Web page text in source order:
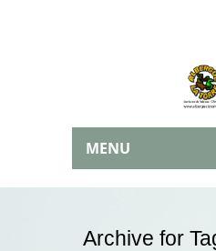
MENU
Archive for